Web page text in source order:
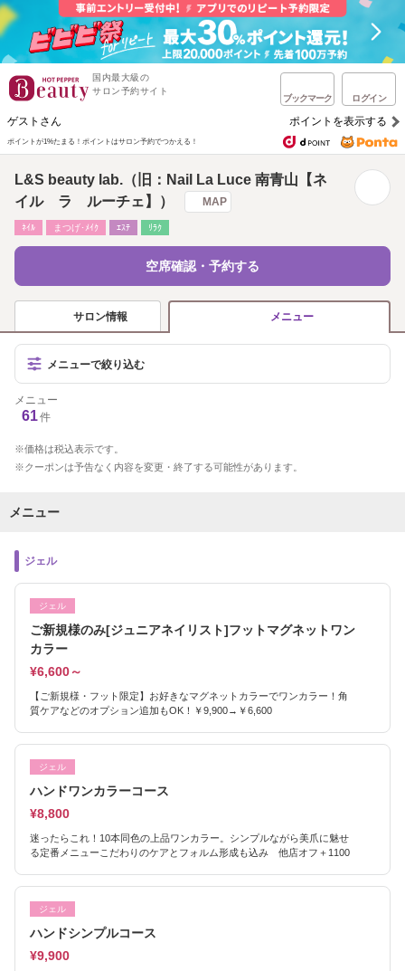
国内最大級の
サロン予約サイト
ブックマーク ログイン
ゲストさん ポイントを表示する
ポイントが1%たまる！ ポイントはサロン予約でつかえる！
L&S beauty lab.（旧：Nail La Luce 南青山【ネ
イル ラ ルーチェ】）
MAP
ﾈｲﾙ まつげ･ﾒｲｸ ｴｽﾃ ﾘﾗｸ
空席確認・予約する
サロン情報 メニュー
メニューで絞り込む
メニュー
61件
価格は税込表示です。
クーポンは予告なく内容を変更・終了する可能性があります。
メニュー
ジェル
ジェル
ご新規様のみ[ジュニアネイリスト]フットマグネットワン
カラー
¥6,600～
【ご新規様・フット限定】お好きなマグネットカラーでワンカラー！角
質ケアなどのオプション追加もOK！￥9,900→￥6,600
ジェル
ハンドワンカラーコース
¥8,800
迷ったらこれ！10本同色の上品ワンカラー。シンプルながら美爪に魅せ
る定番メニューこだわりのケアとフォルム形成も込み 他店オフ＋1100
ジェル
ハンドシンプルコース
¥9,900